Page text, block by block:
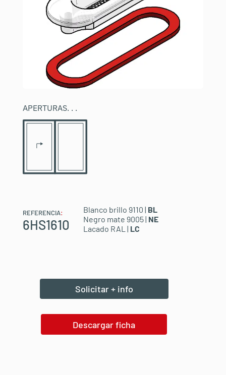
APERTURAS. . .
REFERENCIA:
6HS1610
Blanco brillo 9110 | BL
Negro mate 9005 | NE
Lacado RAL | LC
Solicitar + info
Descargar ficha